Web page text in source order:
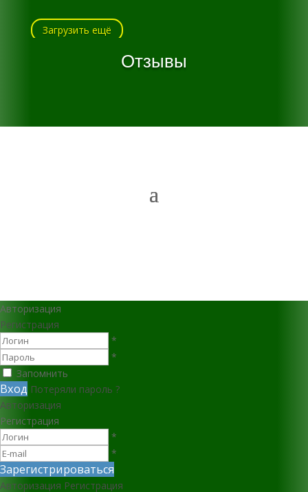
Загрузить ещё
Отзывы
Авторизация
Регистрация
*
*
Запомнить
Вход Потеряли пароль ?
Авторизация
Регистрация
*
*
Зарегистрироваться
Авторизация Регистрация